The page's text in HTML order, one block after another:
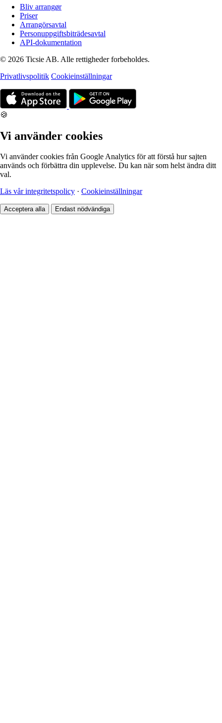
Bliv arrangør
Priser
Arrangörsavtal
Personuppgiftsbiträdesavtal
API-dokumentation
© 2026 Ticsie AB. Alle rettigheder forbeholdes.
Privatlivspolitik Cookieinställningar
🍪
Vi använder cookies
Vi använder cookies från Google Analytics för att förstå hur sajten
används och förbättra din upplevelse. Du kan när som helst ändra ditt
val.
Läs vår integritetspolicy · Cookieinställningar
Acceptera alla Endast nödvändiga